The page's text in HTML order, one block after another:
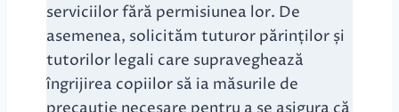
serviciilor fără permisiunea lor. De
asemenea, solicităm tuturor părinților și
tutorilor legali care supraveghează
îngrijirea copiilor să ia măsurile de